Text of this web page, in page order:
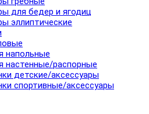
для бедер и ягодиц
эллиптические
напольные
настенные/распорные
детские/аксессуары
спортивные/аксессуары